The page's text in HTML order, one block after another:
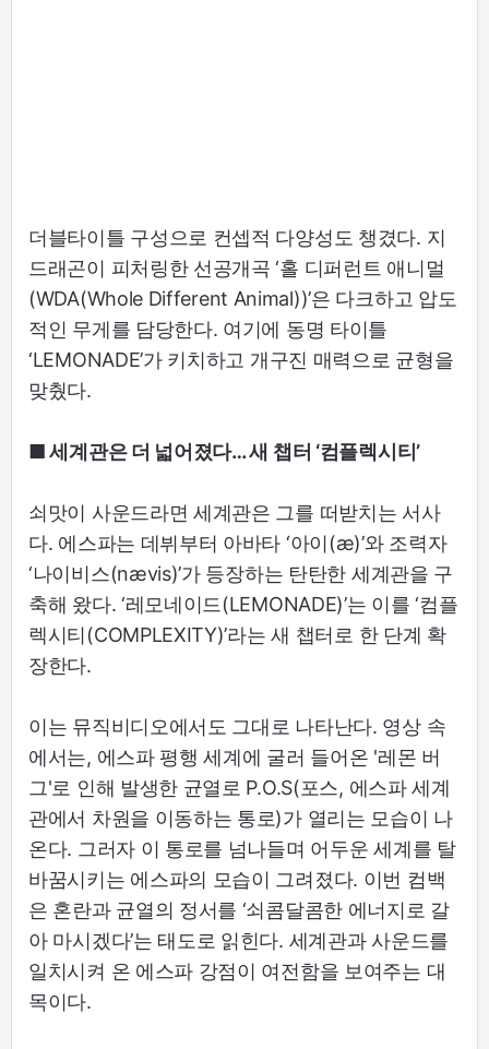
더블타이틀 구성으로 컨셉적 다양성도 챙겼다. 지
드래곤이 피처링한 선공개곡 ‘홀 디퍼런트 애니멀
(WDA(Whole Different Animal))’은 다크하고 압도
적인 무게를 담당한다. 여기에 동명 타이틀
‘LEMONADE’가 키치하고 개구진 매력으로 균형을
맞췄다.
■ 세계관은 더 넓어졌다… 새 챕터 ‘컴플렉시티’
쇠맛이 사운드라면 세계관은 그를 떠받치는 서사
다. 에스파는 데뷔부터 아바타 ‘아이(æ)’와 조력자
‘나이비스(nævis)’가 등장하는 탄탄한 세계관을 구
축해 왔다. ‘레모네이드(LEMONADE)’는 이를 ‘컴플
렉시티(COMPLEXITY)’라는 새 챕터로 한 단계 확
장한다.
이는 뮤직비디오에서도 그대로 나타난다. 영상 속
에서는, 에스파 평행 세계에 굴러 들어온 '레몬 버
그'로 인해 발생한 균열로 P.O.S(포스, 에스파 세계
관에서 차원을 이동하는 통로)가 열리는 모습이 나
온다. 그러자 이 통로를 넘나들며 어두운 세계를 탈
바꿈시키는 에스파의 모습이 그려졌다. 이번 컴백
은 혼란과 균열의 정서를 ‘쇠콤달콤한 에너지로 갈
아 마시겠다’는 태도로 읽힌다. 세계관과 사운드를
일치시켜 온 에스파 강점이 여전함을 보여주는 대
목이다.